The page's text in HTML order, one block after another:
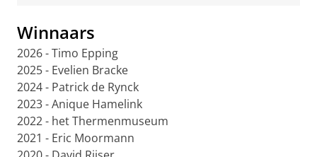
Winnaars
2026 - Timo Epping
2025 - Evelien Bracke
2024 - Patrick de Rynck
2023 - Anique Hamelink
2022 - het Thermenmuseum
2021 - Eric Moormann